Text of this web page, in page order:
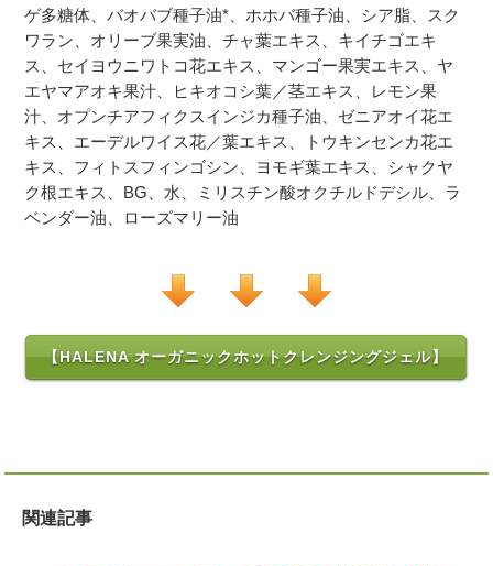
ゲ多糖体、バオバブ種子油*、ホホバ種子油、シア脂、スク
ワラン、オリーブ果実油、チャ葉エキス、キイチゴエキ
ス、セイヨウニワトコ花エキス、マンゴー果実エキス、ヤ
エヤマアオキ果汁、ヒキオコシ葉／茎エキス、レモン果
汁、オプンチアフィクスインジカ種子油、ゼニアオイ花エ
キス、エーデルワイス花／葉エキス、トウキンセンカ花エ
キス、フィトスフィンゴシン、ヨモギ葉エキス、シャクヤ
ク根エキス、BG、水、ミリスチン酸オクチルドデシル、ラ
ベンダー油、ローズマリー油
【HALENA オーガニックホットクレンジングジェル】
関連記事